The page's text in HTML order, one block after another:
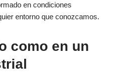
en condiciones
entorno que conozcamos.
como en un